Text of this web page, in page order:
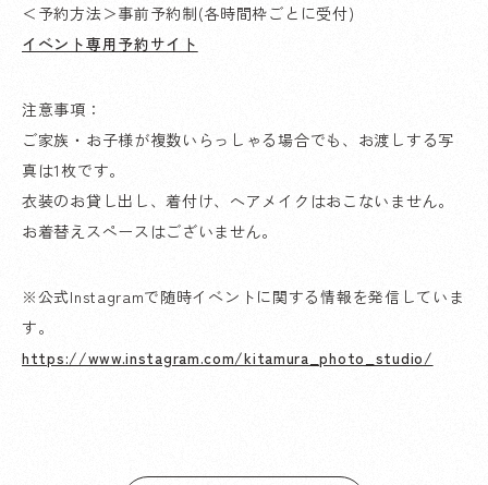
＜予約方法＞事前予約制(各時間枠ごとに受付)
イベント専用予約サイト
注意事項：
ご家族・お子様が複数いらっしゃる場合でも、お渡しする写
真は1枚です。
衣装のお貸し出し、着付け、ヘアメイクはおこないません。
お着替えスペースはございません。
※公式Instagramで随時イベントに関する情報を発信していま
す。
https://www.instagram.com/kitamura_photo_studio/